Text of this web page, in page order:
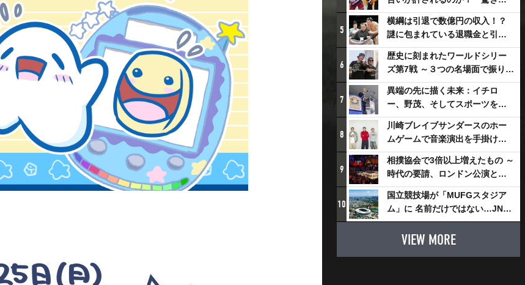
「ファイティング」ルールにつ
いて
5
横綱は引退で数億円の収入！？
謎に包まれている退職金と引退
相撲興行
6
歴史に刻まれたワールドシリー
ズ第7戦 ～３つの名場面で振り返
る～
7
異端の先に描く未来：イチロ
ー、野茂、そしてスポーツを支
える科学界の挑戦
8
川崎ブレイブサンダースのホー
ムゲームで音楽演出を手掛ける
スチャダラパーが川崎新！アリ
ーナシティ・プロジェクトを語
る 「楽しみでしかないでしょ。
川崎は、ずっと成長曲線だか
ら」
9
相撲協会で3倍以上増えたもの ～
時代の要請、ロンドン公演と古
式大相撲
10
国立競技場が「MUFGスタジア
ム」に 名前だけではない…JNSE
とMUFGが“共創”し描く地域活
性化・社会価値創造の近未来図
VIEW MORE